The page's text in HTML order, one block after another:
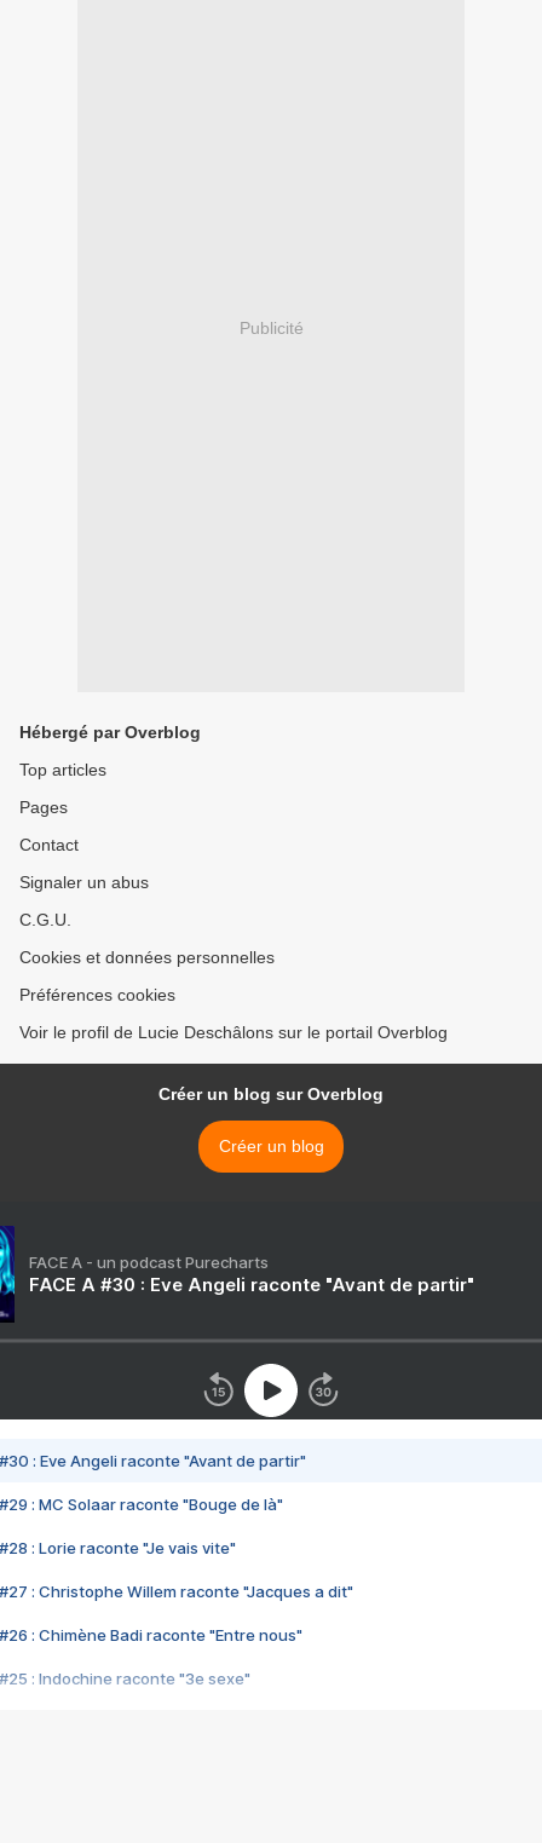
Publicité
Hébergé par Overblog
Top articles
Pages
Contact
Signaler un abus
C.G.U.
Cookies et données personnelles
Préférences cookies
Voir le profil de Lucie Deschâlons sur le portail Overblog
Créer un blog sur Overblog
Créer un blog
FACE A - un podcast Purecharts
FACE A #30 : Eve Angeli raconte "Avant de partir"
#30 : Eve Angeli raconte "Avant de partir"
#29 : MC Solaar raconte "Bouge de là"
#28 : Lorie raconte "Je vais vite"
#27 : Christophe Willem raconte "Jacques a dit"
#26 : Chimène Badi raconte "Entre nous"
#25 : Indochine raconte "3e sexe"